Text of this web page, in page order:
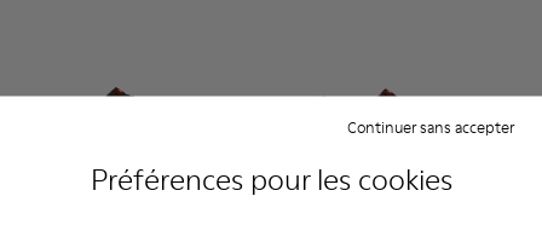
Préférences pour les cookies
Continuer sans accepter